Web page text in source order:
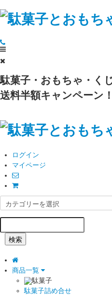
駄菓子・おもちゃ・く
送料半額キャンペーン！
ログイン
マイページ
検索
商品一覧
駄菓子
駄菓子詰め合せ